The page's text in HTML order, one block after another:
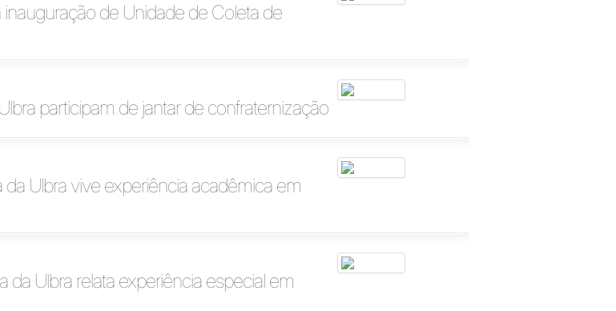
inauguração de Unidade de Coleta de
participam de jantar de confraternização
Ulbra vive experiência acadêmica em
Ulbra relata experiência especial em